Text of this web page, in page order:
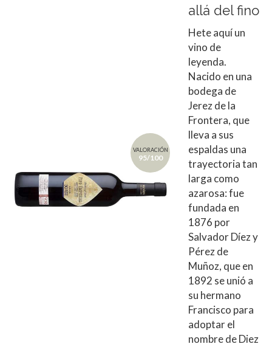
VALORACIÓN
95/100
allá del fino
Hete aquí un
vino de
leyenda.
Nacido en una
bodega de
Jerez de la
Frontera, que
lleva a sus
espaldas una
trayectoria tan
larga como
azarosa: fue
fundada en
1876 por
Salvador Díez y
Pérez de
Muñoz, que en
1892 se unió a
su hermano
Francisco para
adoptar el
nombre de Diez